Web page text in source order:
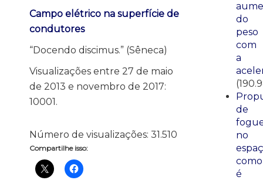
Campo elétrico na superfície de
condutores
“Docendo discimus.” (Sêneca)
Visualizações entre 27 de maio
de 2013 e novembro de 2017:
10001.
Número de visualizações: 31.510
Compartilhe isso:
do
peso
com
a
de
no
como
é